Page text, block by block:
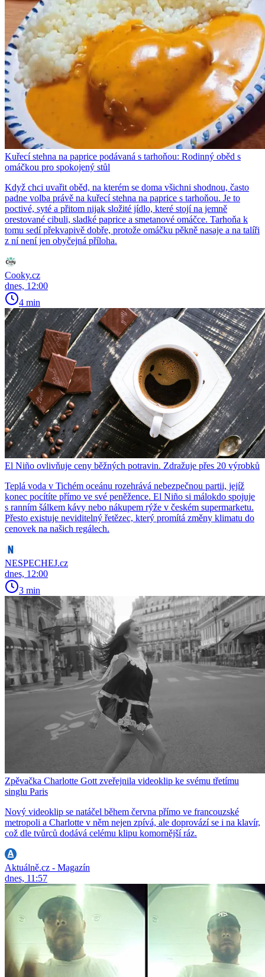
Kuřecí stehna na paprice podávaná s tarhoňou: Rodinný oběd s
omáčkou pro spokojený stůl
Když chci uvařit oběd, na kterém se doma všichni shodnou, často
padne volba právě na kuřecí stehna na paprice s tarhoňou. Je to
poctivé, syté a přitom nijak složité jídlo, které stojí na jemně
orestované cibuli, sladké paprice a smetanové omáčce. Tarhoňa k
tomu sedí překvapivě dobře, protože omáčku pěkně nasaje a na talíři
z ní není jen obyčejná příloha.
Cooky.cz
dnes, 12:00
4 min
El Niño ovlivňuje ceny běžných potravin. Zdražuje přes 20 výrobků
Teplá voda v Tichém oceánu rozehrává nebezpečnou partii, jejíž
konec pocítíte přímo ve své peněžence. El Niño si málokdo spojuje
s ranním šálkem kávy nebo nákupem rýže v českém supermarketu.
Přesto existuje neviditelný řetězec, který promítá změny klimatu do
cenovek na našich regálech.
NESPECHEJ.cz
dnes, 12:00
3 min
Zpěvačka Charlotte Gott zveřejnila videoklip ke svému třetímu
singlu Paris
Nový videoklip se natáčel během června přímo ve francouzské
metropoli a Charlotte v něm nejen zpívá, ale doprovází se i na klavír,
což dle tvůrců dodává celému klipu komornější ráz.
Aktuálně.cz - Magazín
dnes, 11:57